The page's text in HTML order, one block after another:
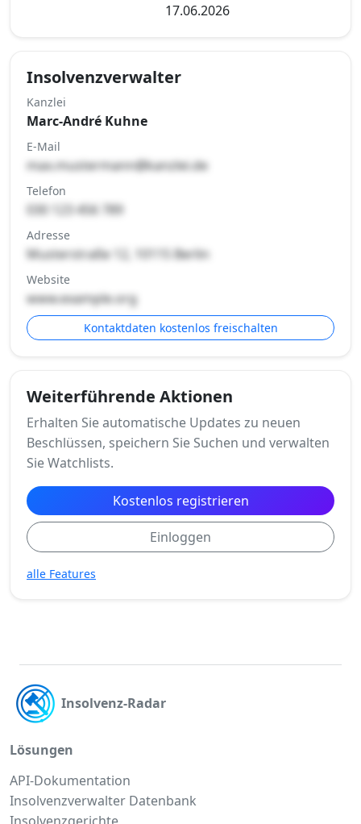
17.06.2026
Insolvenzverwalter
Kanzlei
Marc-André Kuhne
E-Mail
max.mustermann@kanzlei.de
Telefon
030 123 456 789
Adresse
Musterstraße 12, 10115 Berlin
Website
www.example.org
Kontaktdaten kostenlos freischalten
Weiterführende Aktionen
Erhalten Sie automatische Updates zu neuen
Beschlüssen, speichern Sie Suchen und verwalten
Sie Watchlists.
Kostenlos registrieren
Einloggen
alle Features
Insolvenz-Radar
Lösungen
API-Dokumentation
Insolvenzverwalter Datenbank
Insolvenzgerichte